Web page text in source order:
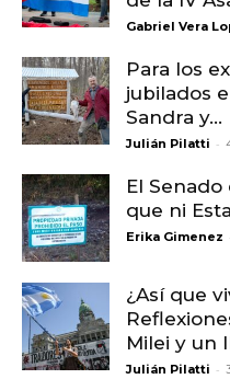
Gabriel Vera
Para los
jubilados
Sandra y...
Julián Pilatti -
El
que ni
Erika Gimenez
¿Así que
Milei y un
Julián Pilatti -